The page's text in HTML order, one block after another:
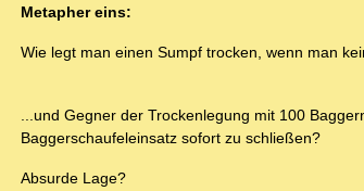
Metapher eins:
Wie legt man einen Sumpf trocken, wenn man
...und Gegner der Trockenlegung mit 100
Baggerschaufeleinsatz sofort zu schließen?
Absurde Lage?